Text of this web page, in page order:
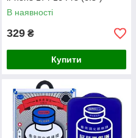
В наявності
329 ₴
Купити